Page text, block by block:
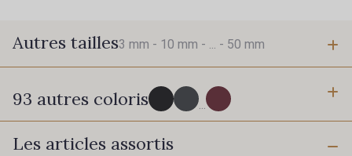
Autres tailles3 mm - 10 mm - ... - 50 mm
3 mm 10 mm
16 mm
93 autres coloris ...
725 - 725 Noir
Les articles assortis